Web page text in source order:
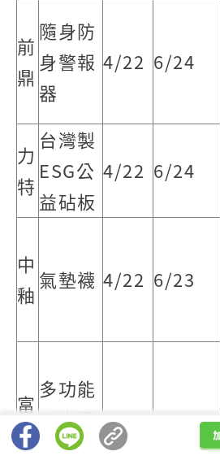
前
鼎
隨身防
身警報
器
4/22 6/24
力
特
台灣製
ESG公
益砧板
4/22 6/24
中
釉
氣墊襪 4/22 6/23
富
喬
多功能
吸水隔
熱餐墊
4/22